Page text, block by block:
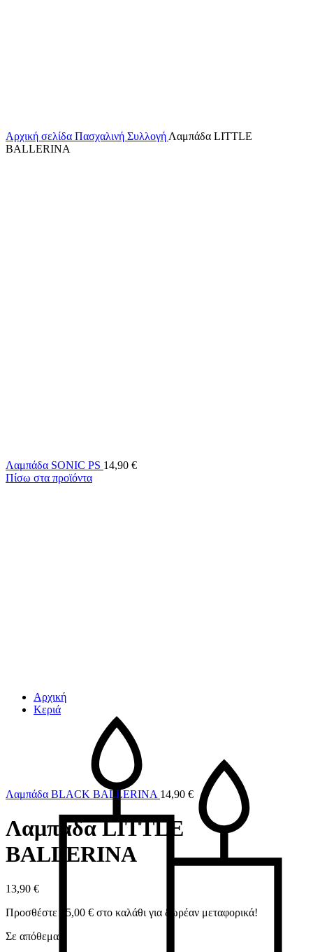
Αρχική
Κεριά
Αρχική σελίδα Πασχαλινή Συλλογή Λαμπάδα LITTLE
BALLERINA
Λαμπάδα SONIC PS 14,90 €
Πίσω στα προϊόντα
Λαμπάδα BLACK BALLERINA 14,90 €
Λαμπάδα LITTLE
BALLERINA
13,90 €
Προσθέστε
45,00 € στο καλάθι για δωρέαν μεταφορικά!
Σε απόθεμα